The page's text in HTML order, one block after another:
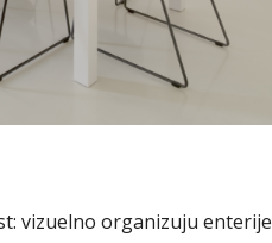
vizuelno organizuju